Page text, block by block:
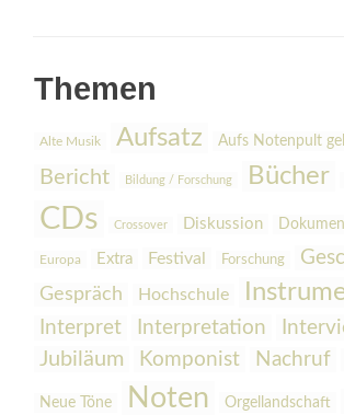
Themen
Alte Musik Aufsatz Aufs Notenpult
Bericht Bildung / Forschung Bücher
CDs Crossover Diskussion
Europa Extra Festival Forschung
Gespräch Hochschule
Interpret Interpretation
Jubiläum
Komponist Nachruf
Neue Töne Noten Orgellandschaft